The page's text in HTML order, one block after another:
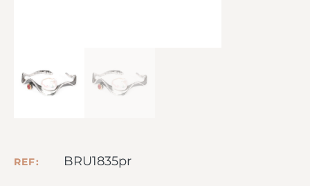
REF: BRU1835pr